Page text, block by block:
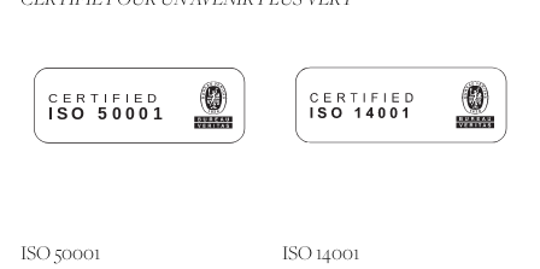
ISO 50001 ISO 14001